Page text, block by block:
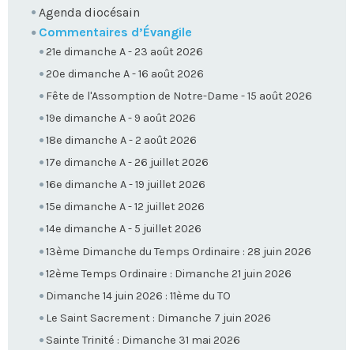
Agenda diocésain
Commentaires d’Évangile
21e dimanche A - 23 août 2026
20e dimanche A - 16 août 2026
Fête de l'Assomption de Notre-Dame - 15 août 2026
19e dimanche A - 9 août 2026
18e dimanche A - 2 août 2026
17e dimanche A - 26 juillet 2026
16e dimanche A - 19 juillet 2026
15e dimanche A - 12 juillet 2026
14e dimanche A - 5 juillet 2026
13ème Dimanche du Temps Ordinaire : 28 juin 2026
12ème Temps Ordinaire : Dimanche 21 juin 2026
Dimanche 14 juin 2026 : 11ème du TO
Le Saint Sacrement : Dimanche 7 juin 2026
Sainte Trinité : Dimanche 31 mai 2026